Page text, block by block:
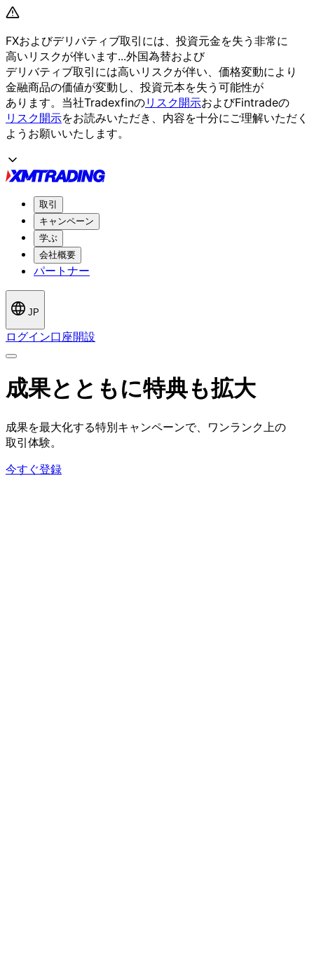
FXおよびデリバティブ取引には、 投資元金を失う 非常に
高いリスクが伴います...外国為替および
デリバティブ取引には高いリスクが伴い、 価格変動により
金融商品の価値が変動し、 投資元本を失う 可能性が
あります。 当社Tradexfinのリスク開示およびFintradeの
リスク開示をお読みいただき、 内容を十分にご理解いただく
よう お願いいたします。
取引
キャンペーン
学ぶ
会社概要
パートナー
JP
ログイン口座開設
成果とともに特典も拡大
成果を最大化する特別キャンペーンで、 ワンランク上の
取引体験。
今すぐ登録